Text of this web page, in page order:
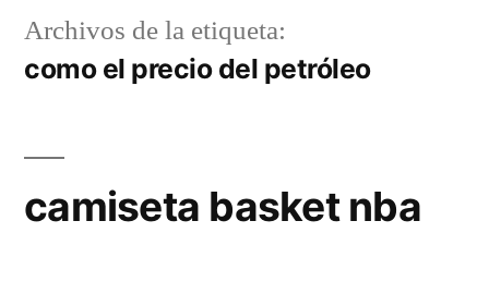
Archivos de la etiqueta:
como el precio del petróleo
camiseta basket nba